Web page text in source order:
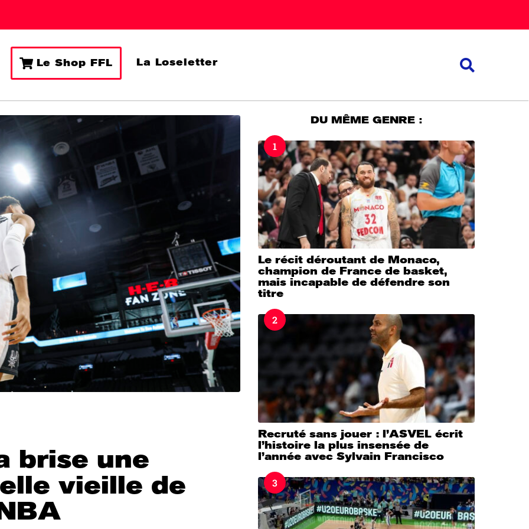
Le Shop FFL La Loseletter
brise une
vieille de
DU MÊME GENRE :
1
Le récit déroutant de Monaco,
champion de France de basket,
mais incapable de défendre son
titre
2
Recruté sans jouer : l’ASVEL écrit
l’histoire la plus insensée de
l’année avec Sylvain Francisco
3